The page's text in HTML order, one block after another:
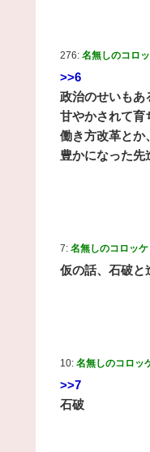
276: 名無しのコロ
>>6
政治のせいもあ
甘やかされて育
働き方改革とか
豊かになった先
7: 名無しのコロッケ
仮の話、石破と
10: 名無しのコロッ
>>7
石破